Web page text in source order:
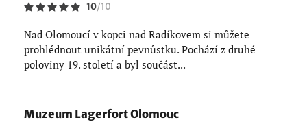
10/10
Nad Olomoucí v kopci nad Radíkovem si můžete
prohlédnout unikátní pevnůstku. Pochází z druhé
poloviny 19. století a byl součást...
Muzeum Lagerfort Olomouc